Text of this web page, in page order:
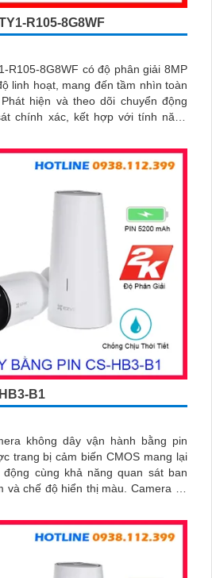
R105-8G8WF
R105-8G8WF có độ phân giải 8MP
linh hoạt, mang đến tầm nhìn toàn
chính xác, kết hợp với tính năng
B1
không dây vận hành bằng pin
trang bị cảm biến CMOS mang lại
cùng khả năng quan sát ban
độ hiển thị màu. Camera có